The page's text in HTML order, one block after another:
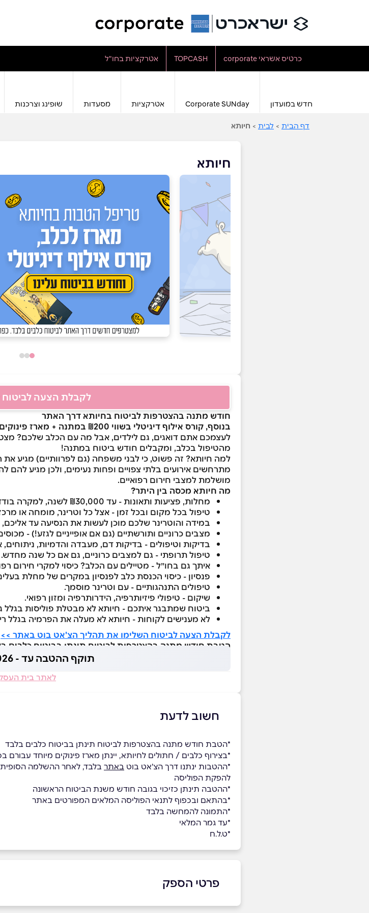
כרטיס אשראי corporate TOPCASH אטרקציות בחו"ל
חדש במועדון Corporate SUNday אטרקציות מסעדות שופינג וצרכנות
דף הבית > לבית > חיותא
חיותא
לקבלת הצעה לביטוח
חודש מתנה בהצטרפות לביטוח בחיותא דרך האתר
בנוסף, קורס אילוף דיגיטלי בשווי ₪200 במתנה + מארז פינוקים לכלב / לחתול בכפוף למלאי הקיים
לעצמכם אתם דואגים, גם לילדים, אבל מה עם הכלב שלכם?
מהטיפול בכלב, ומקבלים חודש ביטוח במתנה!
למה חיותא? זה פשוט, כי לבני משפחה (גם לפרוותיים) מגיע
מתרחשים אירועים בלתי צפויים ופחות נעימים, ולכן מגיע
מושלמת למצבי חירום רפואיים.
מה חיותא מכסה בין היתר?
מחלות, פציעות ותאונות - עד ₪30,000 לשנה, למקרה בודד או למספר מקרים.
טיפול בכל מקום ובכל זמן - אצל כל וטרינר, מומחה או
במידה והוטרינר שלכם מוכן לעשות את הנסיעה עד אליכם,
מצבים כרוניים ותורשתיים (גם אם אופייניים לגזע!) -
בדיקות וטיפולים - בדיקות דם, מעבדה והדמיות, ניתוחים,
טיפול תרופתי - גם למצבים כרוניים, גם אם כל שנה מחדש.
איתך גם בחו״ל - מטיילים עם הכלב? כיסוי למקרי חירום
פנסיון - כיסוי הכנסת כלב לפנסיון במקרים של מחלת
טיפולים התנהגותיים - עם וטרינר מוסמך.
שיקום - טיפולי פיזיותרפיה, הידרותרפיה ומזון רפואי.
ביטוח שמתבגר איתכם - חיותא לא מבטלת פוליסות בגלל
לא מענישים לקוחות - חיותא לא מעלה את הפרמיה בגלל
לקבלת הצעה לביטוח השלימו את תהליך הצ'אט בוט באתר >>
הטבת חודש מתנה בהצטרפות לביטוח תינתן בביטוח כלבים
תוקף ההטבה עד - 08.09.2026
לאתר בית
חשוב לדעת
*הטבת חודש מתנה בהצטרפות לביטוח תינתן בביטוח כלבים בלבד
*בצירוף כלבים / חתולים לחיותא, יינתן מארז פינוקים מיוחד עבורם
*ההטבות ינתנו דרך הצ'אט בוט באתר בלבד, לאחר ההשלמה הסופית
להפקת הפוליסה
*ההטבה תינתן כזיכוי בגובה חודש משנת הביטוח הראשונה
*בהתאם ובכפוף לתנאי הפוליסה המלאים המפורטים באתר
*התמונה להמחשה בלבד
*עד גמר המלאי
*ט.ל.ח
פרטי הספק